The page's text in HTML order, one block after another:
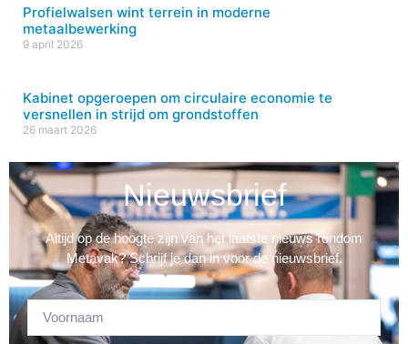
Profielwalsen wint terrein in moderne
metaalbewerking
9 april 2026
Kabinet opgeroepen om circulaire economie te
versnellen in strijd om grondstoffen
26 maart 2026
Nieuwsbrief
Altijd op de hoogte zijn van het laatste nieuws rondom
Metavak? Schrijf je dan in voor de nieuwsbrief.